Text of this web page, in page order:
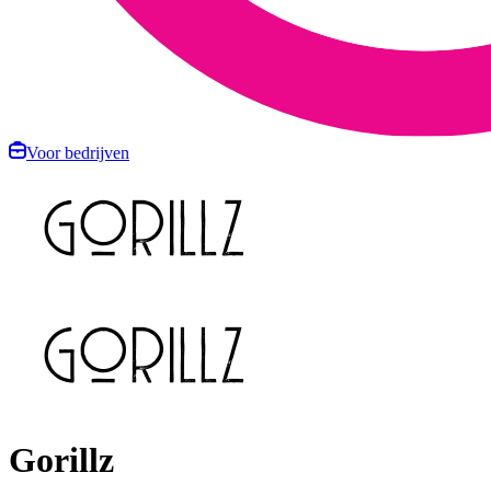
Voor bedrijven
Gorillz